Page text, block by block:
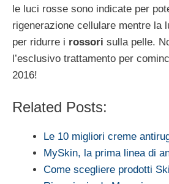
le luci rosse sono indicate per
rigenerazione cellulare mentre la
per ridurre i rossori sulla pelle.
l’esclusivo trattamento per
2016!
Related Posts:
Le 10 migliori creme
MySkin, la prima linea di
Come scegliere prodotti